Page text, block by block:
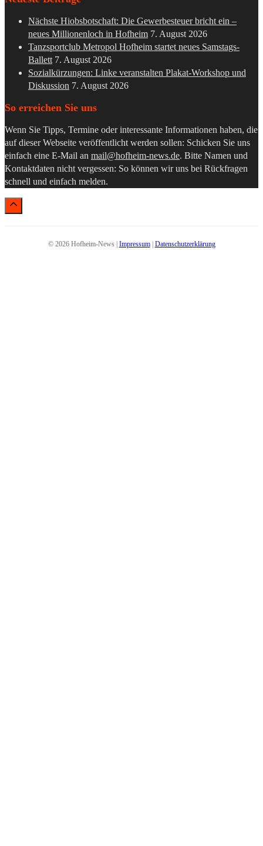
Nächste Hiobsbotschaft: Die Gewerbesteuer bricht ein –
neues Millionenloch in Hofheim 7. August 2026
Tanzsportclub Metropol Hofheim startet neues Samstags-
Ballett 7. August 2026
Sozialkürzungen: Linke veranstalten Plakat-Workshop und
Diskussion 7. August 2026
So erreichen Sie uns
Wenn Sie Tipps, Termine oder interessante Informationen haben, die
auf dieser Webseite veröffentlicht werden sollen: Schicken Sie uns
einfach eine E-Mail an mail@hofheim-news.de. Bitte Namen und
Kontaktdaten nicht vergessen: So können wir uns bei Rückfragen
schnell und einfach melden.
© 2026 Hofheim-News | Impressum| Datenschutzerklärung